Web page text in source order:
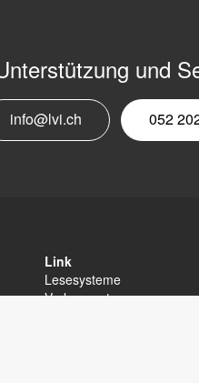
und
info@lvi.ch 052
Link
Lesesysteme
Vorlesesystem